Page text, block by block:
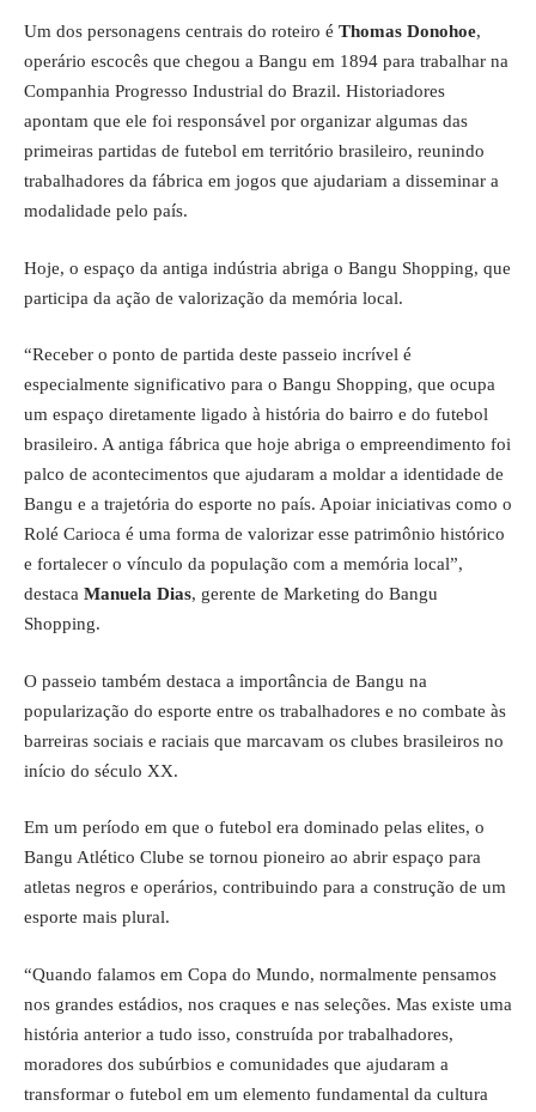
Um dos personagens centrais do roteiro é Thomas Donohoe,
operário escocês que chegou a Bangu em 1894 para trabalhar na
Companhia Progresso Industrial do Brazil. Historiadores
apontam que ele foi responsável por organizar algumas das
primeiras partidas de futebol em território brasileiro, reunindo
trabalhadores da fábrica em jogos que ajudariam a disseminar a
modalidade pelo país.
Hoje, o espaço da antiga indústria abriga o Bangu Shopping, que
participa da ação de valorização da memória local.
“Receber o ponto de partida deste passeio incrível é
especialmente significativo para o Bangu Shopping, que ocupa
um espaço diretamente ligado à história do bairro e do futebol
brasileiro. A antiga fábrica que hoje abriga o empreendimento foi
palco de acontecimentos que ajudaram a moldar a identidade de
Bangu e a trajetória do esporte no país. Apoiar iniciativas como o
Rolé Carioca é uma forma de valorizar esse patrimônio histórico
e fortalecer o vínculo da população com a memória local”,
destaca Manuela Dias, gerente de Marketing do Bangu
Shopping.
O passeio também destaca a importância de Bangu na
popularização do esporte entre os trabalhadores e no combate às
barreiras sociais e raciais que marcavam os clubes brasileiros no
início do século XX.
Em um período em que o futebol era dominado pelas elites, o
Bangu Atlético Clube se tornou pioneiro ao abrir espaço para
atletas negros e operários, contribuindo para a construção de um
esporte mais plural.
“Quando falamos em Copa do Mundo, normalmente pensamos
nos grandes estádios, nos craques e nas seleções. Mas existe uma
história anterior a tudo isso, construída por trabalhadores,
moradores dos subúrbios e comunidades que ajudaram a
transformar o futebol em um elemento fundamental da cultura